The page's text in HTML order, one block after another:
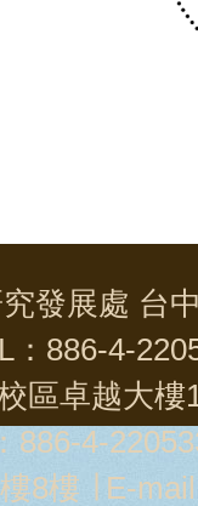
發展處 台
886-4-
區卓越大
886-4-
8樓 ∣ E-